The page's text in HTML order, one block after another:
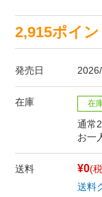
2,915ポイ
発売日
在庫 在
通常
お一
送料 ¥0(
送料